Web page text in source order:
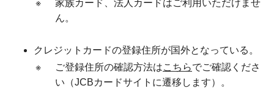
※
家族カード、法人カードはご利用いただけませ
ん。
クレジットカードの登録住所が国外となっている。
※
ご登録住所の確認方法はこちらでご確認くださ
い（JCBカードサイトに遷移します）。